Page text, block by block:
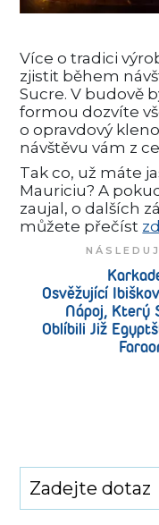
Více o tradici
zjistit během
Sucre. V budově
formou dozvíte
o opravdový
návštěvu vám z
Tak co, už máte
Mauriciu? A
zaujal, o dalších
můžete přečíst
Osvěžující
Nápoj, Který
Oblíbili Již